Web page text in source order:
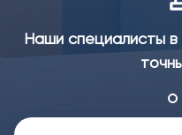
Наши специалисты в